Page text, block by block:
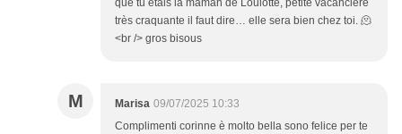
que tu étais la maman de Loulotte, petite vacancière
très craquante il faut dire… elle sera bien chez toi. 🫠
<br /> gros bisous
M Marisa 09/07/2025 10:33
Complimenti corinne è molto bella sono felice per te